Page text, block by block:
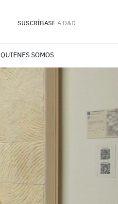
SUSCRÍBASE A D&D
QUIENES SOMOS